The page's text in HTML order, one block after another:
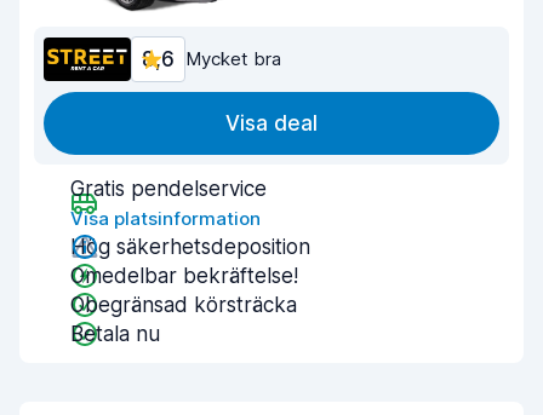
8,6 Mycket bra
Visa deal
Gratis pendelservice
Visa platsinformation
Hög säkerhetsdeposition
Omedelbar bekräftelse!
Obegränsad körsträcka
Betala nu